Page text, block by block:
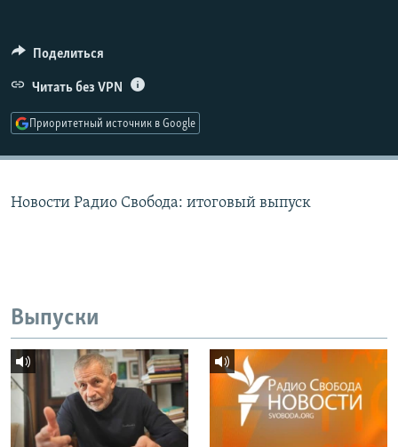
ПОДПИШИТЕСЬ НА РАССЫЛКУ
СОЦИАЛЬНЫЕ СЕТИ
Поделиться
Читать без VPN
Приоритетный источник в Google
Новости Радио Свобода: итоговый выпуск
Выпуски